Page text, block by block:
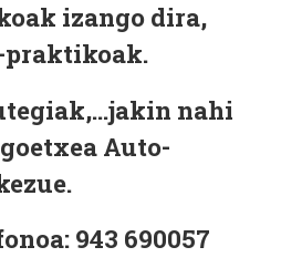
izango dira,
nahi
Auto-
943 690057